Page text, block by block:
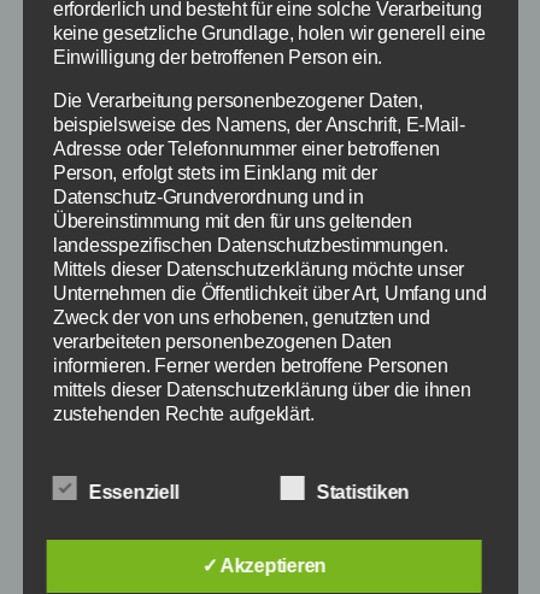
Kategorien
INTERNET DIGITALE WELT
Mit Laola1.tv kostenlos
spanischen Fußball
online schauen
Beitragsautor
Vonredaktion Veröffentlichungsdatum
17. Februar 2015
erforderlich und besteht für eine solche Verarbeitung
keine gesetzliche Grundlage, holen wir generell eine
Einwilligung der betroffenen Person ein.
Die Verarbeitung personenbezogener Daten,
beispielsweise des Namens, der Anschrift, E-Mail-
Adresse oder Telefonnummer einer betroffenen
Person, erfolgt stets im Einklang mit der
Datenschutz-Grundverordnung und in
Übereinstimmung mit den für uns geltenden
landesspezifischen Datenschutzbestimmungen.
Mittels dieser Datenschutzerklärung möchte unser
Unternehmen die Öffentlichkeit über Art, Umfang und
Zweck der von uns erhobenen, genutzten und
verarbeiteten personenbezogenen Daten
informieren. Ferner werden betroffene Personen
mittels dieser Datenschutzerklärung über die ihnen
zustehenden Rechte aufgeklärt.
zahlreiche technische und organisatorische
Maßnahmen umgesetzt, um einen möglichst
verarbeiteten personenbezogenen Daten
sicherzustellen. Dennoch können Internetbasierte
Essenziell Statistiken
✓ Akzeptieren